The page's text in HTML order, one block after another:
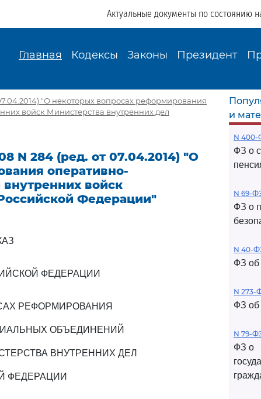
Актуальные документы по состоянию
Главная Кодексы Законы Президент
"О некоторых вопросах реформирования
войск Министерства внутренних дел
N 284 (ред. от 07.04.2014) "О
оперативно-
войск
Федерации"
ФЕДЕРАЦИИ
РЕФОРМИРОВАНИЯ
ОБЪЕДИНЕНИЙ
ВНУТРЕННИХ ДЕЛ
ФЕДЕРАЦИИ
и
N 400-
ФЗ о
N 69-
ФЗ о
N 40-
ФЗ
N 273-
ФЗ об
N 79-
ФЗ о